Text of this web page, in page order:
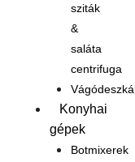
sziták
&
saláta
centrifuga
Konyhai
gépek
Botmixerek